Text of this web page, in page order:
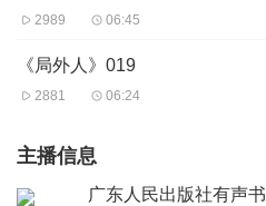
2989 06:45
《局外人》019
2881 06:24
主播信息
广东人民出版社有声书